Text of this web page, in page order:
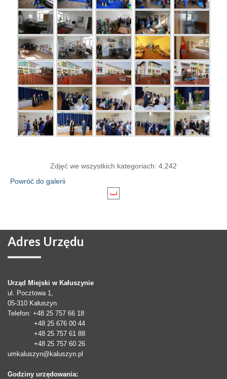
Zdjęć we wszystkich kategoriach: 4,242
Powróć do galerii
Adres Urzędu
Urząd Miejski w Kałuszynie
ul. Pocztowa 1,
05-310 Kałuszyn
Telefon: +48 25 757 66 18
+48 25 676 00 44
+48 25 757 61 88
+48 25 757 60 26
umkaluszyn@kaluszyn.pl
Godziny urzędowania: